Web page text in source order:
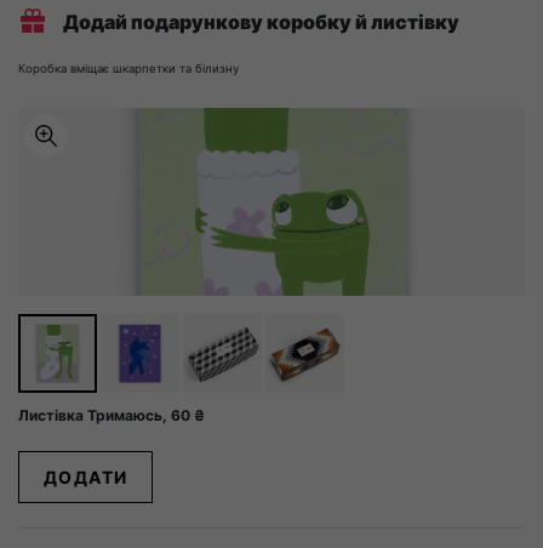
Додай подарункову коробку й листівку
Коробка вміщає шкарпетки та білизну
Листівка Тримаюсь, 60 ₴
ДОДАТИ